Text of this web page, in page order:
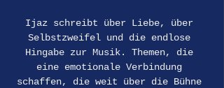
Ijaz schreibt über Liebe, über
Selbstzweifel und die endlose
Hingabe zur Musik. Themen, die
eine emotionale Verbindung
schaffen, die weit über die Bühne